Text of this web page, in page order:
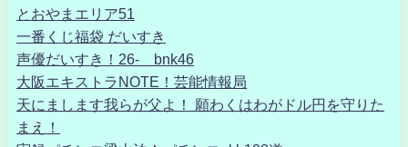
とおやまエリア51
一番くじ福袋 だいすき
声優だいすき！26- bnk46
大阪エキストラNOTE！芸能情報局
天にまします我らが父よ！ 願わくはわがドル円を守りた
まえ！